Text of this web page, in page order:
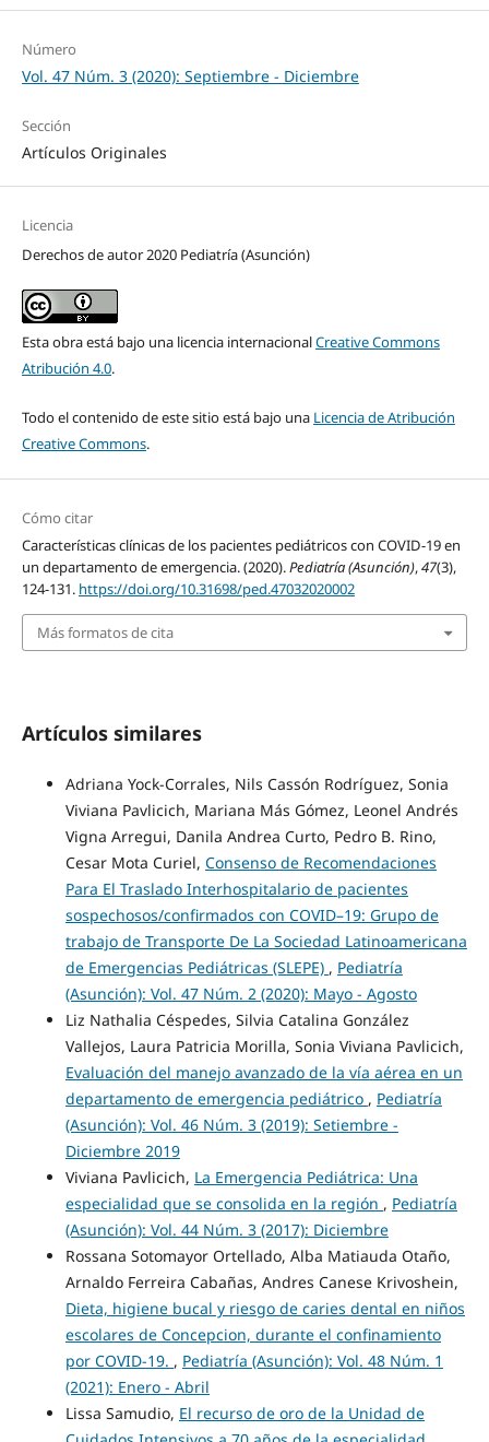
Número
Vol. 47 Núm. 3 (2020): Septiembre - Diciembre
Sección
Artículos Originales
Licencia
Derechos de autor 2020 Pediatría (Asunción)
Esta obra está bajo una licencia internacionalCreative Commons
Atribución 4.0.
Todo el contenido de este sitio está bajo una Licencia de Atribución
Creative Commons.
Cómo citar
Características clínicas de los pacientes pediátricos con COVID-19 en
un departamento de emergencia. (2020).Pediatría (Asunción),47(3),
124-131. https://doi.org/10.31698/ped.47032020002
Más formatos de cita
Artículos similares
Adriana Yock-Corrales, Nils Cassón Rodríguez, Sonia
Viviana Pavlicich, Mariana Más Gómez, Leonel Andrés
Vigna Arregui, Danila Andrea Curto, Pedro B. Rino,
Cesar Mota Curiel, Consenso de Recomendaciones
Para El Traslado Interhospitalario de pacientes
sospechosos/confirmados con COVID–19: Grupo de
trabajo de Transporte De La Sociedad Latinoamericana
de Emergencias Pediátricas (SLEPE) , Pediatría
(Asunción): Vol. 47 Núm. 2 (2020): Mayo - Agosto
Liz Nathalia Céspedes, Silvia Catalina González
Vallejos, Laura Patricia Morilla, Sonia Viviana Pavlicich,
Evaluación del manejo avanzado de la vía aérea en un
departamento de emergencia pediátrico , Pediatría
(Asunción): Vol. 46 Núm. 3 (2019): Setiembre -
Diciembre 2019
Viviana Pavlicich, La Emergencia Pediátrica: Una
especialidad que se consolida en la región , Pediatría
(Asunción): Vol. 44 Núm. 3 (2017): Diciembre
Rossana Sotomayor Ortellado, Alba Matiauda Otaño,
Arnaldo Ferreira Cabañas, Andres Canese Krivoshein,
Dieta, higiene bucal y riesgo de caries dental en niños
escolares de Concepcion, durante el confinamiento
por COVID-19. , Pediatría (Asunción): Vol. 48 Núm. 1
(2021): Enero - Abril
Lissa Samudio, El recurso de oro de la Unidad de